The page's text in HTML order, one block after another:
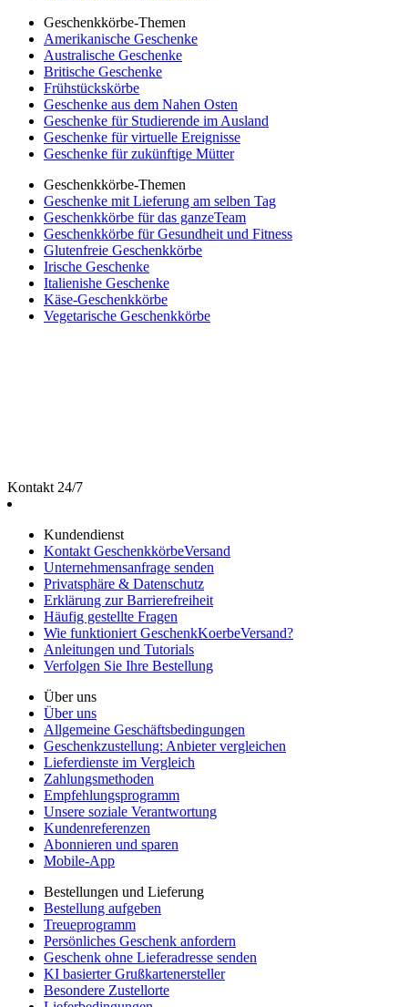
Geschenkkörbe-Themen
Amerikanische Geschenke
Australische Geschenke
Britische Geschenke
Frühstückskörbe
Geschenke aus dem Nahen Osten
Geschenke für Studierende im Ausland
Geschenke für virtuelle Ereignisse
Geschenke für zukünftige Mütter
Geschenkkörbe-Themen
Geschenke mit Lieferung am selben Tag
Geschenkkörbe für das ganzeTeam
Geschenkkörbe für Gesundheit und Fitness
Glutenfreie Geschenkkörbe
Irische Geschenke
Italienishe Geschenke
Käse-Geschenkkörbe
Vegetarische Geschenkkörbe
Kontakt 24/7
Kundendienst
Kontakt GeschenkkörbeVersand
Unternehmensanfrage senden
Privatsphäre & Datenschutz
Erklärung zur Barrierefreiheit
Häufig gestellte Fragen
Wie funktioniert GeschenkKoerbeVersand?
Anleitungen und Tutorials
Verfolgen Sie Ihre Bestellung
Über uns
Über uns
Allgemeine Geschäftsbedingungen
Geschenkzustellung: Anbieter vergleichen
Lieferdienste im Vergleich
Zahlungsmethoden
Empfehlungsprogramm
Unsere soziale Verantwortung
Kundenreferenzen
Abonnieren und sparen
Mobile-App
Bestellungen und Lieferung
Bestellung aufgeben
Treueprogramm
Persönliches Geschenk anfordern
Geschenk ohne Lieferadresse senden
KI basierter Grußkartenersteller
Besondere Zustellorte